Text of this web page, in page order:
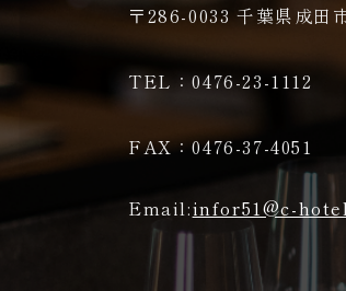
〒286-0033 千葉県成田
TEL：0476-23-1112
FAX：0476-37-4051
Email:infor51@c-